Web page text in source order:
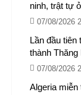
ninh, trật tự
07/08/2026
Lần đầu tiên
thành Thăng
07/08/2026
Algeria miễn